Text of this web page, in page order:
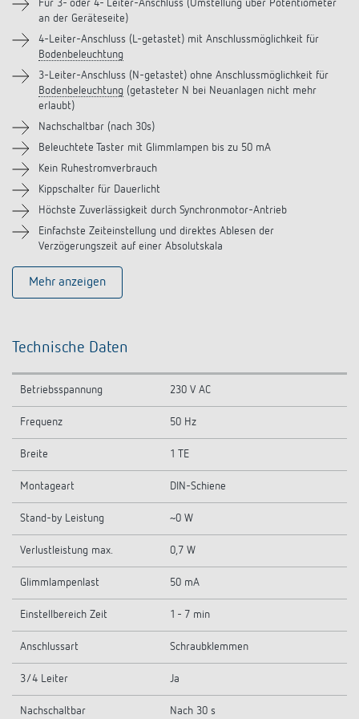
Videos
Zubehör
Ähnliche Produkte
Für 3- oder 4- Leiter-Anschluss (Umstellung über Potentiometer
an der Geräteseite)
4-Leiter-Anschluss (L-getastet) mit Anschlussmöglichkeit für
Bodenbeleuchtung
3-Leiter-Anschluss (N-getastet) ohne Anschlussmöglichkeit für
Bodenbeleuchtung (getasteter N bei Neuanlagen nicht mehr
erlaubt)
Nachschaltbar (nach 30s)
Beleuchtete Taster mit Glimmlampen bis zu 50 mA
Kein Ruhestromverbrauch
Kippschalter für Dauerlicht
Höchste Zuverlässigkeit durch Synchronmotor-Antrieb
Einfachste Zeiteinstellung und direktes Ablesen der
Verzögerungszeit auf einer Absolutskala
Mehr anzeigen
Technische Daten
Betriebsspannung 230 V AC
Frequenz 50 Hz
Breite 1 TE
Montageart DIN-Schiene
Stand-by Leistung ~0 W
Verlustleistung max. 0,7 W
Glimmlampenlast 50 mA
Einstellbereich Zeit 1 - 7 min
Anschlussart Schraubklemmen
3/4 Leiter Ja
Nachschaltbar Nach 30 s